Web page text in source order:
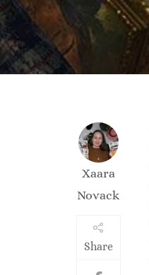
Xaara
Novack
Share